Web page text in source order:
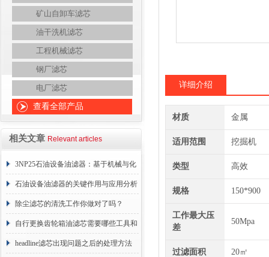
矿山自卸车滤芯
油干洗机滤芯
工程机械滤芯
钢厂滤芯
电厂滤芯
查看全部产品
相关文章 Relevant articles
3NP25石油设备油滤器：基于机械与化
学协同的油液净化核心
石油设备油滤器的关键作用与应用分析
除尘滤芯的清洗工作你做对了吗？
自行更换齿轮箱油滤芯需要哪些工具和
材料？
headline滤芯出现问题之后的处理方法
详细介绍
材质 金属
适用范围 挖掘机
类型 高效
规格 150*900
工作最大压
差
50Mpa
过滤面积 20㎡